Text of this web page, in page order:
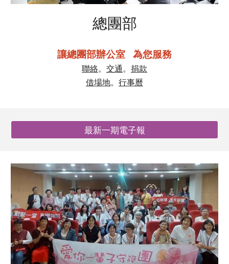
總團部
讓總團部辦公室 為您服務
聯絡。 交通。 捐款
借場地。 行事曆
最新一期電子報